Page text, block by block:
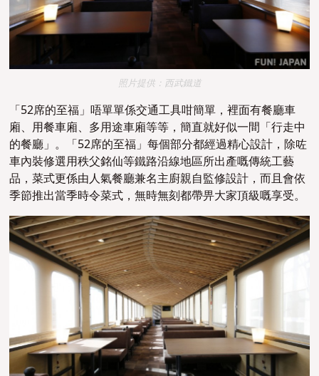
照片提供：西武鐵道
「52席的至福」唔單單係交通工具咁簡單，裡面有餐廳車
廂、用餐車廂、多用途車廂等等，簡直就好似一間「行走中
的餐廳」。「52席的至福」每個部分都經過精心設計，除咗
車內裝修選用秩父銘仙等鐵路沿線地區所出產嘅傳統工藝
品，菜式更係由人氣餐廳兼名主廚親自監修設計，而且會依
季節推出當季時令菜式，無時無刻都帶畀大家頂級嘅享受。